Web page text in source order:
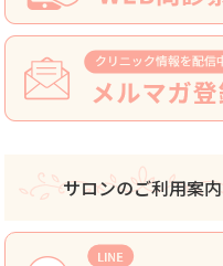
サロンのご利用案内